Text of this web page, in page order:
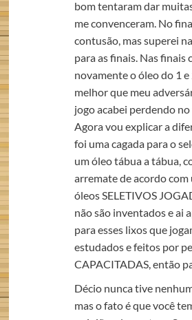
bom tentaram dar
me convenceram. No
contusão, mas superei
para as finais. Nas finais
novamente o óleo do 1
melhor que meu
jogo acabei perdendo
Agora vou explicar a
foi uma cagada para o
um óleo tábua a tábua,
arremate de acordo com
óleos SELETIVOS
não são inventados e ai
para esses lixos que
estudados e feitos por
CAPACITADAS, então
Décio nunca tive
mas o fato é que você